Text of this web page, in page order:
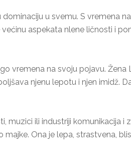
u svemu. S vremena
aspekata nlene ličnosti i
vremena na svoju pojavu. Žena
njenu lepotu i njen imidž.
ili industriji komunikacija i
Ona je lepa, strastvena,